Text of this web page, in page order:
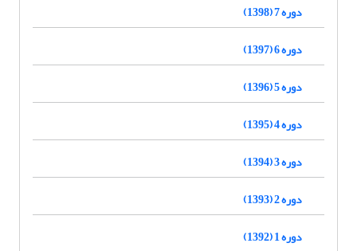
دوره 7 (1398)
دوره 6 (1397)
دوره 5 (1396)
دوره 4 (1395)
دوره 3 (1394)
دوره 2 (1393)
دوره 1 (1392)